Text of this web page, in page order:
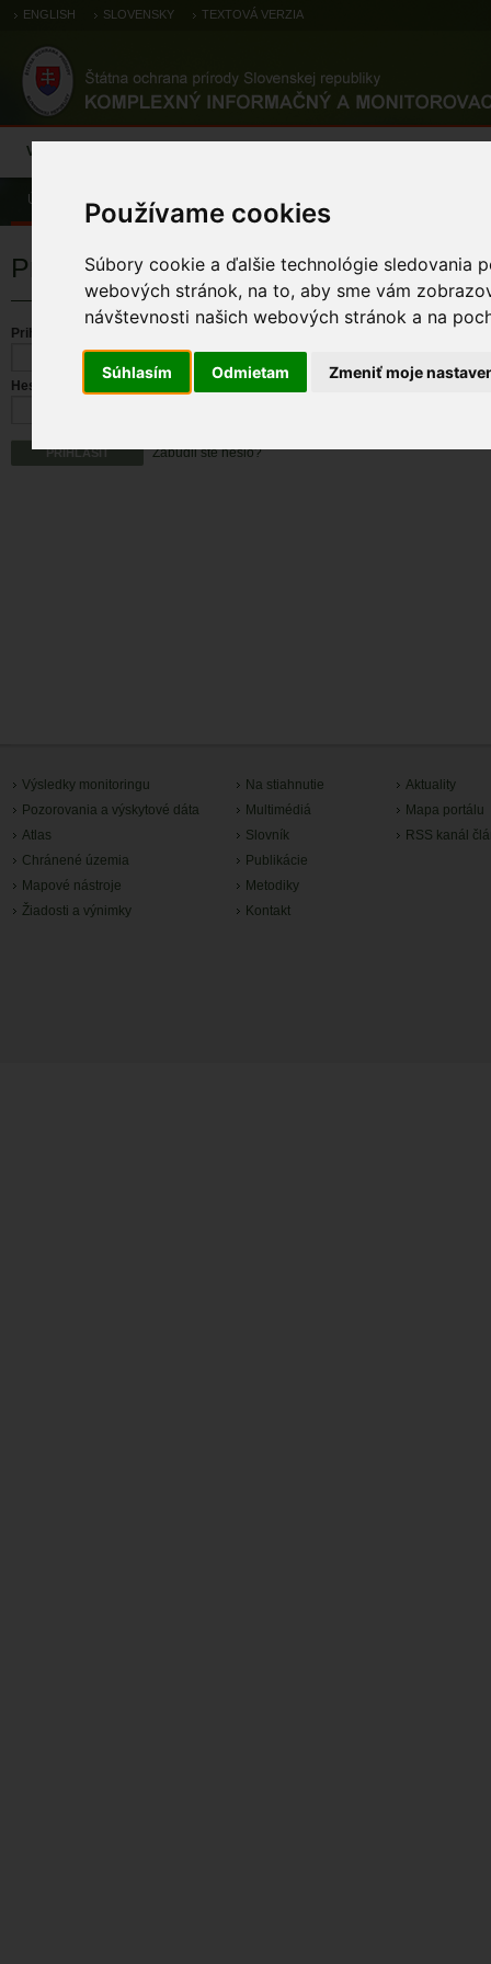
Používame cookies
Súbory cookie a ďalšie technológie sledovania
webových stránok, na to, aby sme vám
návštevnosti našich webových stránok a na
Súhlasím Odmietam Zmeniť moje
ENGLISH SLOVENSKY TEXTOVÁ VERZIA
Výsledky monitoringu
Úvod
Prihlásenie
Prihlasovacie meno
Heslo
Zabudli ste heslo?
Výsledky monitoringu
Pozorovania a výskytové dáta
Atlas
Chránené územia
Mapové nástroje
Žiadosti a výnimky
Na stiahnutie
Multimédiá
Slovník
Publikácie
Metodiky
Kontakt
Aktuality
Mapa portálu
RSS kanál